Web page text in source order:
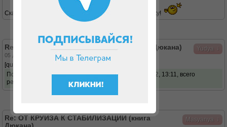
Скачала на английском, спасибо девочкам за наводку!
Yudya
Re: ОТ КРУИЗА К СТАБИЛИЗАЦИИ (книга Дюкана)
05 дек 2011, 04:52
[quote][/quote]
Последний раз редактировалосьYudya
02 фев 2012, 13:11, всего
редактировалось 1 раз.
Masyanya
Re: ОТ КРУИЗА К СТАБИЛИЗАЦИИ (книга